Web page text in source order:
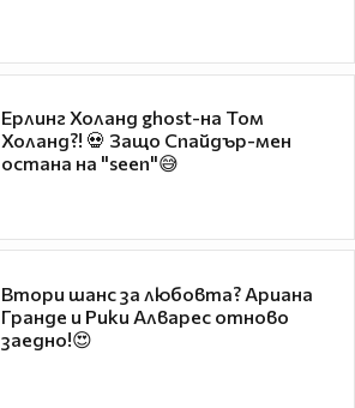
Ерлинг Холанд ghost-на Том
Холанд?! 💀 Защо Спайдър-мен
остана на "seen"😅
Втори шанс за любовта? Ариана
Гранде и Рики Алварес отново
заедно!😍